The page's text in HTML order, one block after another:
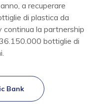
a recuperare
di plastica da
la partnership
bottiglie di
Bank